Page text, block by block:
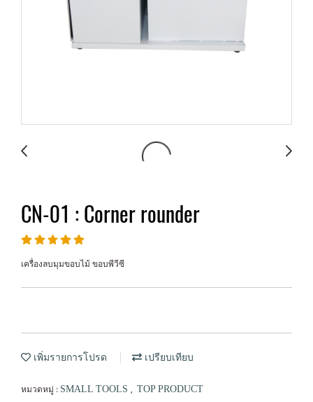
CN-01 : Corner rounder
เครื่องลบมุมขอบไม้ ขอบพีวีซี
เพิ่มรายการโปรด เปรียบเทียบ
หมวดหมู่ : SMALL TOOLS , TOP PRODUCT